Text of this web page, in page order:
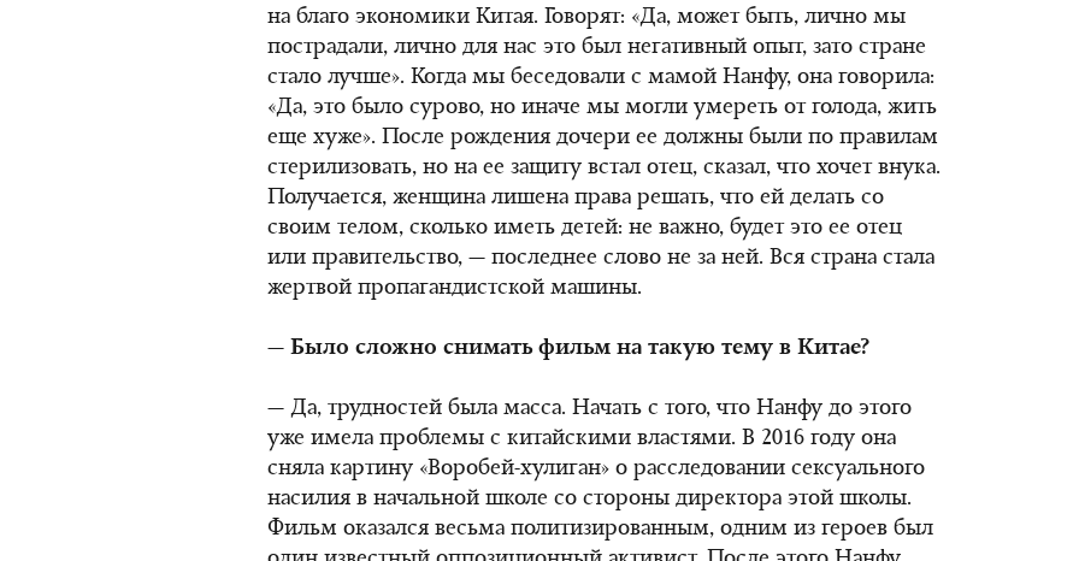
на благо экономики Китая. Говорят: «Да, может быть, лично мы
пострадали, лично для нас это был негативный опыт, зато стране
стало лучше». Когда мы беседовали с мамой Нанфу, она говорила:
«Да, это было сурово, но иначе мы могли умереть от голода, жить
еще хуже». После рождения дочери ее должны были по правилам
стерилизовать, но на ее защиту встал отец, сказал, что хочет внука.
Получается, женщина лишена права решать, что ей делать со
своим телом, сколько иметь детей: не важно, будет это ее отец
или правительство, — последнее слово не за ней. Вся страна стала
жертвой пропагандистской машины.
— Было сложно снимать фильм на такую тему в Китае?
— Да, трудностей была масса. Начать с того, что Нанфу до этого
уже имела проблемы с китайскими властями. В 2016 году она
сняла картину «Воробей-хулиган» о расследовании сексуального
насилия в начальной школе со стороны директора этой школы.
Фильм оказался весьма политизированным, одним из героев был